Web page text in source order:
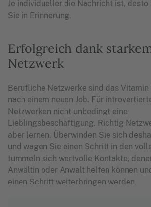
Je individueller die Nachricht ist, desto
Sie in Erinnerung.
Erfolgreich dank
Netzwerk
Berufliche Netzwerke sind das Vitamin
nach einem neuen Job. Für
Netzwerken nicht unbedingt eine
Lieblingsbeschäftigung. Richtig
aber lernen. Überwinden Sie sich
und wagen Sie einen Schritt in den
tummeln sich wertvolle Kontakte,
Anwältin oder Anwalt helfen können
einen Schritt weiterbringen werden.